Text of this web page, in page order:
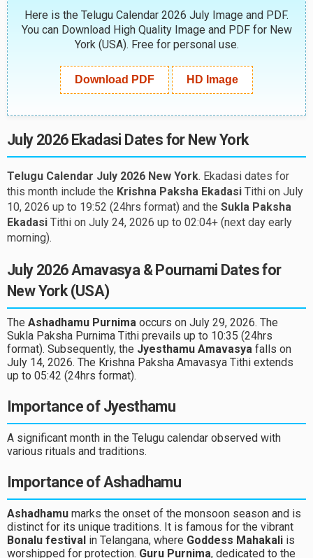
Here is the Telugu Calendar 2026 July Image and PDF.
You can Download High Quality Image and PDF for New
York (USA). Free for personal use.
Download PDF HD Image
July 2026 Ekadasi Dates for New York
Telugu Calendar July 2026 New York. Ekadasi dates for
this month include the Krishna Paksha Ekadasi Tithi on July
10, 2026 up to 19:52 (24hrs format) and the Sukla Paksha
Ekadasi Tithi on July 24, 2026 up to 02:04+ (next day early
morning).
July 2026 Amavasya & Pournami Dates for
New York (USA)
The Ashadhamu Purnima occurs on July 29, 2026. The
Sukla Paksha Purnima Tithi prevails up to 10:35 (24hrs
format). Subsequently, the Jyesthamu Amavasya falls on
July 14, 2026. The Krishna Paksha Amavasya Tithi extends
up to 05:42 (24hrs format).
Importance of Jyesthamu
A significant month in the Telugu calendar observed with
various rituals and traditions.
Importance of Ashadhamu
Ashadhamu marks the onset of the monsoon season and is
distinct for its unique traditions. It is famous for the vibrant
Bonalu festival in Telangana, where Goddess Mahakali is
worshipped for protection. Guru Purnima, dedicated to the